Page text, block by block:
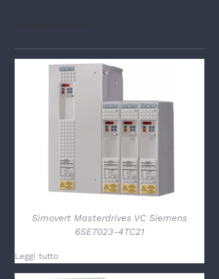
DETTAGLI
Simovert Masterdrives VC Siemens
6SE7023-4TC21
Leggi tutto